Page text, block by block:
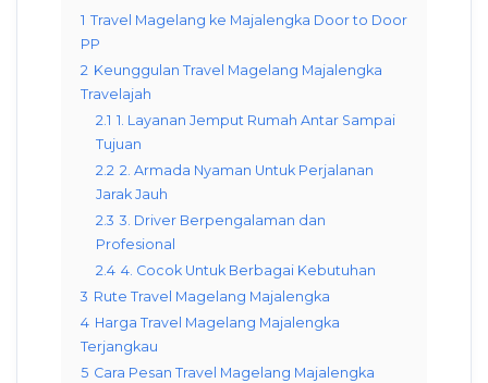
1 Travel Magelang ke Majalengka Door to Door
PP
2 Keunggulan Travel Magelang Majalengka
Travelajah
2.1 1. Layanan Jemput Rumah Antar Sampai
Tujuan
2.2 2. Armada Nyaman Untuk Perjalanan
Jarak Jauh
2.3 3. Driver Berpengalaman dan
Profesional
2.4 4. Cocok Untuk Berbagai Kebutuhan
3 Rute Travel Magelang Majalengka
4 Harga Travel Magelang Majalengka
Terjangkau
5 Cara Pesan Travel Magelang Majalengka